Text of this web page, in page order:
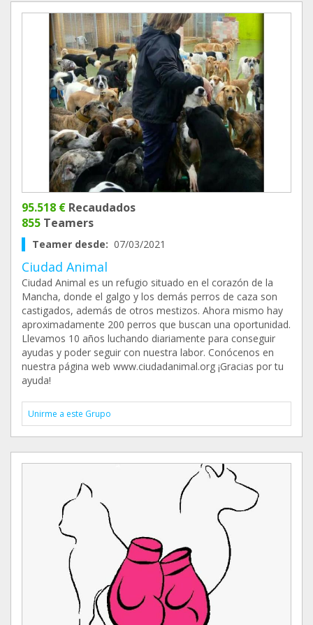
95.518 € Recaudados
855 Teamers
Teamer desde: 07/03/2021
Ciudad Animal
Ciudad Animal es un refugio situado en el corazón de la
Mancha, donde el galgo y los demás perros de caza son
castigados, además de otros mestizos. Ahora mismo hay
aproximadamente 200 perros que buscan una oportunidad.
Llevamos 10 años luchando diariamente para conseguir
ayudas y poder seguir con nuestra labor. Conócenos en
nuestra página web www.ciudadanimal.org ¡Gracias por tu
ayuda!
Unirme a este Grupo